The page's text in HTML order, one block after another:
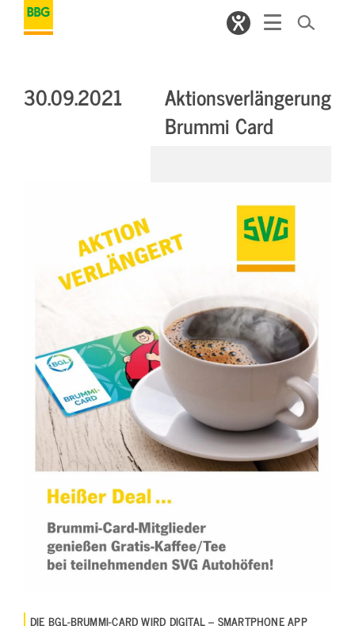
30.09.2021
Aktionsverlängerung
Brummi Card
DIE BGL-BRUMMI-CARD WIRD DIGITAL – SMARTPHONE APP